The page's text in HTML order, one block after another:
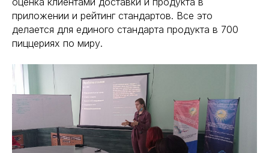
приложении и рейтинг стандартов. Все это
делается для единого стандарта продукта в 700
пиццериях по миру.